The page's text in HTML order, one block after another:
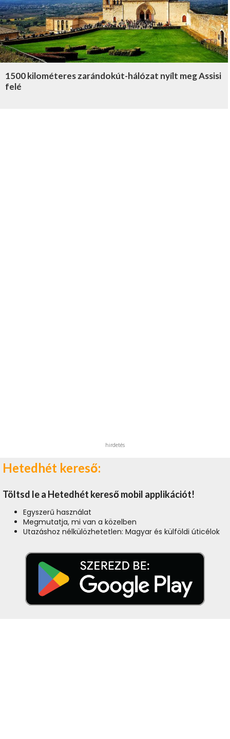
1500 kilométeres zarándokút-hálózat nyílt meg Assisi
felé
hirdetés
Hetedhét kereső:
Töltsd le a Hetedhét kereső mobil applikációt!
Egyszerű használat
Megmutatja, mi van a közelben
Utazáshoz nélkülözhetetlen: Magyar és külföldi úticélok